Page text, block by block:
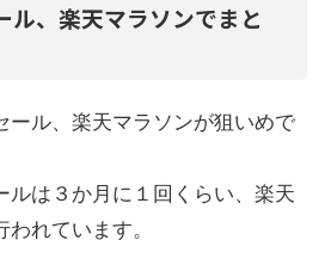
ル、楽天マラソンでまと
ール、楽天マラソンが狙いめで
ルは３か月に１回くらい、楽天
れています。